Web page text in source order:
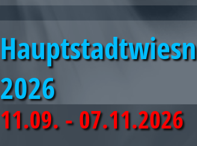
Hauptstadtwiesn
2026
11.09. - 07.11.2026